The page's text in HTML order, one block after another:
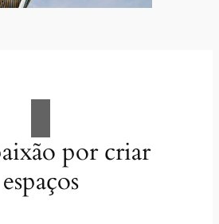
por criar
espaços